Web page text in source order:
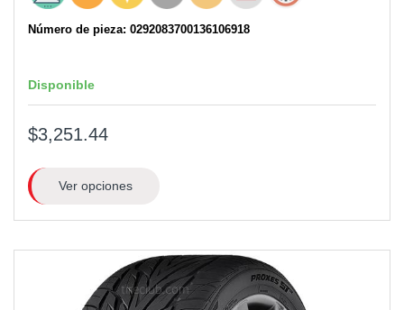
Número de pieza: 0292083700136106918
Disponible
$3,251.44
Ver opciones